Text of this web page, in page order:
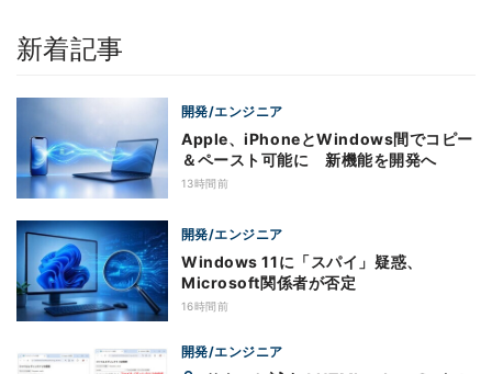
新着記事
開発/エンジニア
Apple、iPhoneとWindows間でコピー
＆ペースト可能に 新機能を開発へ
13時間前
開発/エンジニア
Windows 11に「スパイ」疑惑、
Microsoft関係者が否定
16時間前
開発/エンジニア